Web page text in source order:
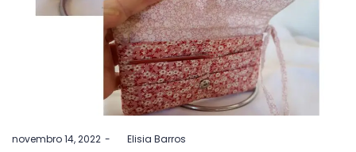
Postado
novembro 14, 2022 byElisia Barros